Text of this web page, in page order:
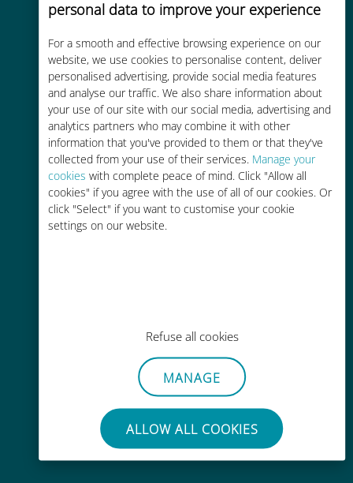
personal data to improve your experience
For a smooth and effective browsing experience on our
website, we use cookies to personalise content, deliver
personalised advertising, provide social media features
and analyse our traffic. We also share information about
your use of our site with our social media, advertising and
analytics partners who may combine it with other
information that you've provided to them or that they've
collected from your use of their services. Manage your
cookies with complete peace of mind. Click "Allow all
cookies" if you agree with the use of all of our cookies. Or
click "Select" if you want to customise your cookie
settings on our website.
Refuse all cookies
MANAGE
ALLOW ALL COOKIES
Kostengünstig
Bis zu 90 % günstiger als Roaming-
Gebühren bei Ihrem bisherigen
Anbieter
Einfaches Aufladen
Mühelos
Sie müssen Ihre bestehende SIM-
Karte nicht entfernen